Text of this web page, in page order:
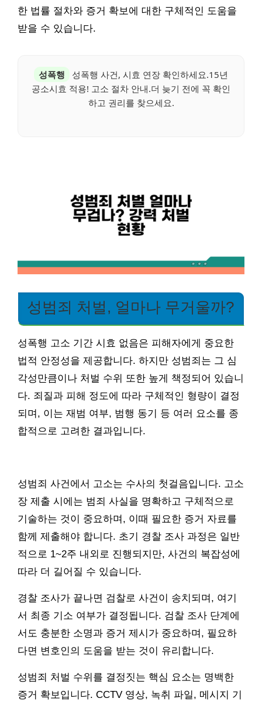
한 법률 절차와 증거 확보에 대한 구체적인 도움을
받을 수 있습니다.
성폭행
성폭행 사건, 시효 연장 확인하세요.15년
공소시효 적용! 고소 절차 안내.더 늦기 전에 꼭 확인
하고 권리를 찾으세요.
성범죄 처벌, 얼마나 무거울까?
성폭행 고소 기간 시효 없음은 피해자에게 중요한
법적 안정성을 제공합니다. 하지만 성범죄는 그 심
각성만큼이나 처벌 수위 또한 높게 책정되어 있습니
다. 죄질과 피해 정도에 따라 구체적인 형량이 결정
되며, 이는 재범 여부, 범행 동기 등 여러 요소를 종
합적으로 고려한 결과입니다.
성범죄 사건에서 고소는 수사의 첫걸음입니다. 고소
장 제출 시에는 범죄 사실을 명확하고 구체적으로
기술하는 것이 중요하며, 이때 필요한 증거 자료를
함께 제출해야 합니다. 초기 경찰 조사 과정은 일반
적으로 1~2주 내외로 진행되지만, 사건의 복잡성에
따라 더 길어질 수 있습니다.
경찰 조사가 끝나면 검찰로 사건이 송치되며, 여기
서 최종 기소 여부가 결정됩니다. 검찰 조사 단계에
서도 충분한 소명과 증거 제시가 중요하며, 필요하
다면 변호인의 도움을 받는 것이 유리합니다.
성범죄 처벌 수위를 결정짓는 핵심 요소는 명백한
증거 확보입니다. CCTV 영상, 녹취 파일, 메시지 기